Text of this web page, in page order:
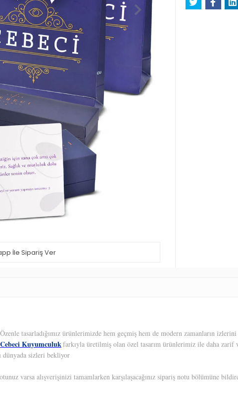
İle Sipariş Ver
tasarladığımız ürünlerimizde hem geçmiş hem de modern zamanların
Cebeci Kuyumculukfarkıyla üretilmiş olan özel tasarım ürünlerimiz ile daha zarif
dünyada sizleri bekliyor
varsa alışverişinizi tamamlarken karşılaşacağınız sipariş notu bölümüne